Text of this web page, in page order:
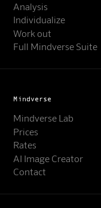
Analysis
Individualize
Work out
Full Mindverse Suite
Mindverse
Mindverse Lab
Prices
Rates
AI Image Creator
Contact